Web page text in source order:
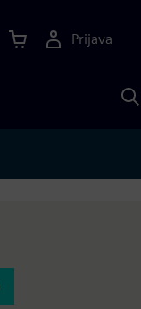
Prijava